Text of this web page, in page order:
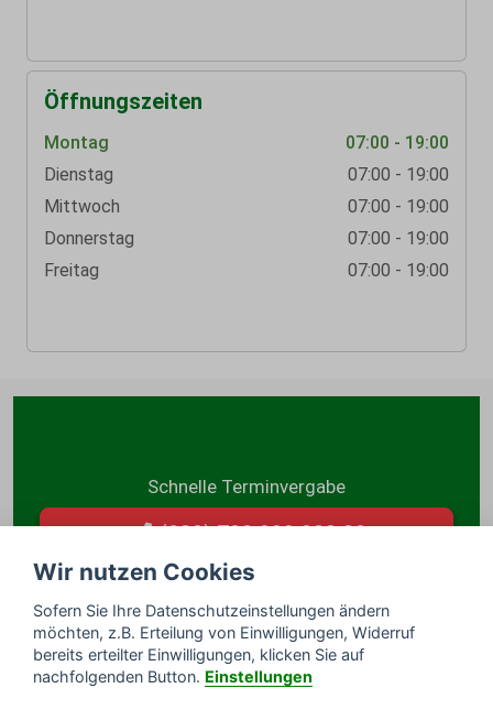
Öffnungszeiten
Montag
07:00 - 19:00
Dienstag
07:00 - 19:00
Mittwoch
07:00 - 19:00
Donnerstag
07:00 - 19:00
Freitag
07:00 - 19:00
Schnelle Terminvergabe
(030) 780 999 803 80
oder Rückruf per E-Mail anfordern
Wir nutzen Cookies
Sofern Sie Ihre Datenschutzeinstellungen ändern
möchten, z.B. Erteilung von Einwilligungen, Widerruf
bereits erteilter Einwilligungen, klicken Sie auf
nachfolgenden Button. Einstellungen